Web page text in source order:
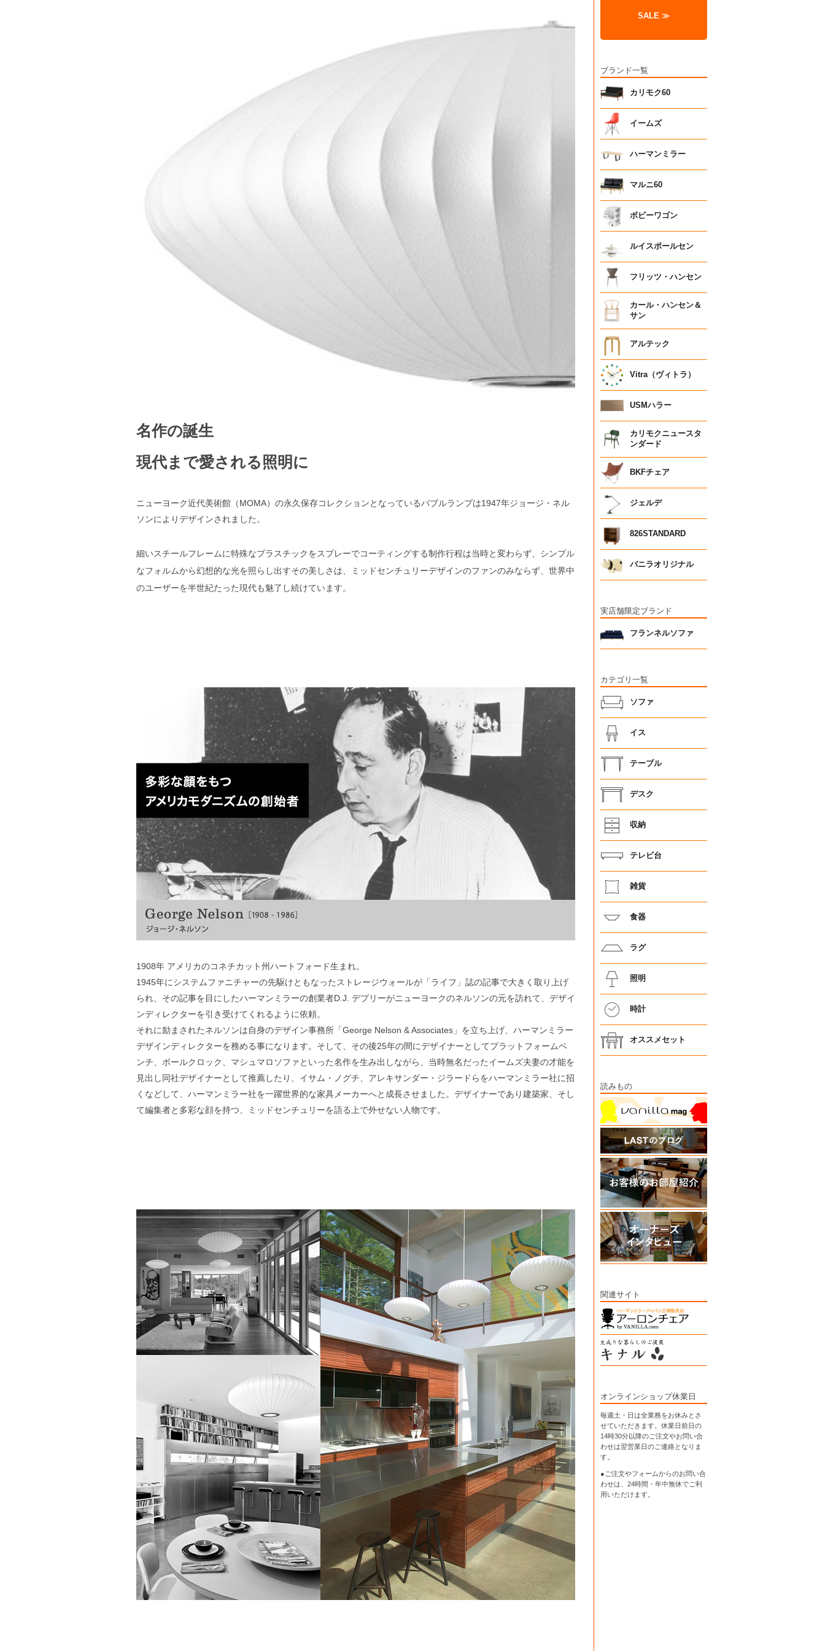
名作の誕生
現代まで愛される照明に
ニューヨーク近代美術館（MOMA）の永久保存コレクションとなっているバブルランプは1947年ジョージ・ネル
ソンによりデザインされました。
細いスチールフレームに特殊なプラスチックをスプレーでコーティングする制作行程は当時と変わらず、シンプル
なフォルムから幻想的な光を照らし出すその美しさは、ミッドセンチュリーデザインのファンのみならず、世界中
のユーザーを半世紀たった現代も魅了し続けています。
1908年 アメリカのコネチカット州ハートフォード生まれ。
1945年にシステムファニチャーの先駆けともなったストレージウォールが「ライフ」誌の記事で大きく取り上げ
られ、その記事を目にしたハーマンミラーの創業者D.J. デプリーがニューヨークのネルソンの元を訪れて、デザイ
ンディレクターを引き受けてくれるように依頼。
それに励まされたネルソンは自身のデザイン事務所「George Nelson & Associates」を立ち上げ、ハーマンミラー
デザインディレクターを務める事になります。そして、その後25年の間にデザイナーとしてプラットフォームベ
ンチ、ボールクロック、マシュマロソファといった名作を生み出しながら、当時無名だったイームズ夫妻の才能を
見出し同社デザイナーとして推薦したり、イサム・ノグチ、アレキサンダー・ジラードらをハーマンミラー社に招
くなどして、ハーマンミラー社を一躍世界的な家具メーカーへと成長させました。デザイナーであり建築家、そし
て編集者と多彩な顔を持つ、ミッドセンチュリーを語る上で外せない人物です。
SALE ≫
ブランド一覧
カリモク60
イームズ
ハーマンミラー
マルニ60
ボビーワゴン
ルイスポールセン
フリッツ・ハンセン
カール・ハンセン＆
サン
アルテック
Vitra（ヴィトラ）
USMハラー
カリモクニュースタ
ンダード
BKFチェア
ジェルデ
826STANDARD
バニラオリジナル
実店舗限定ブランド
フランネルソファ
カテゴリ一覧
ソファ
イス
テーブル
デスク
収納
テレビ台
雑貨
食器
ラグ
照明
時計
オススメセット
読みもの
関連サイト
オンラインショップ休業日
毎週土・日は全業務をお休みとさ
せていただきます。休業日前日の
14時30分以降のご注文やお問い合
わせは翌営業日のご連絡となりま
す。
●ご注文やフォームからのお問い合
わせは、 24時間・年中無休でご利
用いただけます。